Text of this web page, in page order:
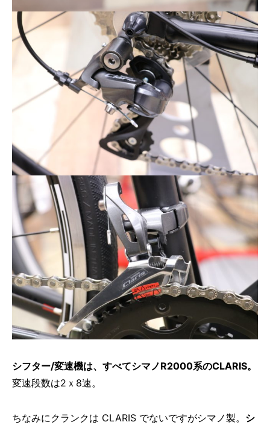
シフター/変速機は、すべてシマノR2000系のCLARIS。
変速段数は2ｘ8速。
ちなみにクランクは CLARIS でないですがシマノ製。 シ